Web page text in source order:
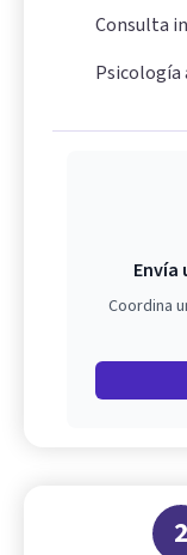
Consulta
Psicología
Envía
Coordina
2